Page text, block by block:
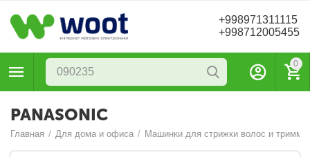
+998971311115
+998712005455
0
PANASONIC
Главная / Для дома и офиса / Машинки для стрижки волос и